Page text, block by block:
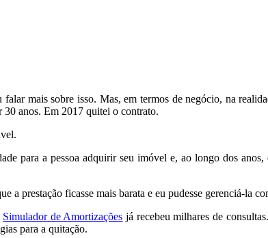
mais sobre isso. Mas, em termos de negócio, na
anos. Em 2017 quitei o contrato.
para a pessoa adquirir seu imóvel e, ao longo dos anos,
prestação ficasse mais barata e eu pudesse gerenciá-la
Simulador de Amortizações já recebeu milhares de
para a quitação.